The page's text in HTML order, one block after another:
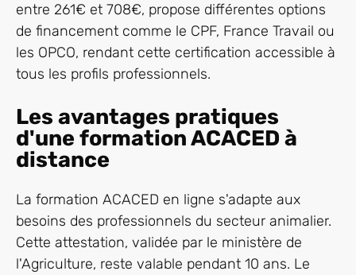
entre 261€ et 708€, propose différentes options
de financement comme le CPF, France Travail ou
les OPCO, rendant cette certification accessible à
tous les profils professionnels.
Les avantages pratiques
d'une formation ACACED à
distance
La formation ACACED en ligne s'adapte aux
besoins des professionnels du secteur animalier.
Cette attestation, validée par le ministère de
l'Agriculture, reste valable pendant 10 ans. Le